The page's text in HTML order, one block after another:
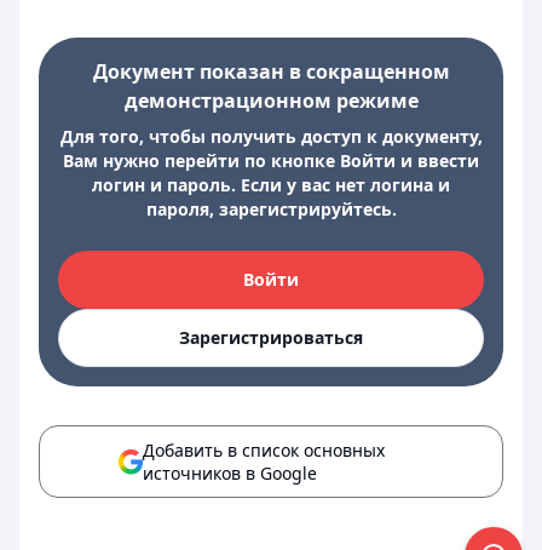
Документ показан в сокращенном
демонстрационном режиме
Для того, чтобы получить доступ к документу,
Вам нужно перейти по кнопке Войти и ввести
логин и пароль. Если у вас нет логина и
пароля, зарегистрируйтесь.
Войти
Зарегистрироваться
Добавить в список основных
источников в Google